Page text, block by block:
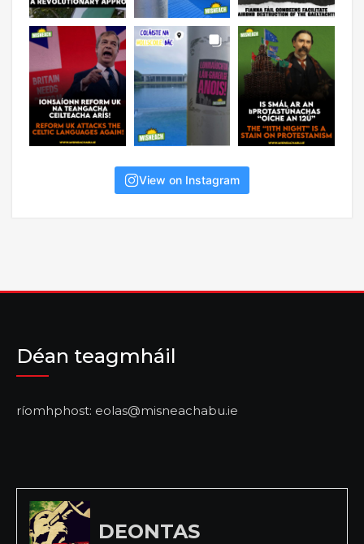
View on Instagram
Déan teagmháil
ríomhphost: eolas@misneachabu.ie
DEONTAS